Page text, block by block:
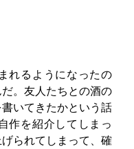
れるようになったの
。友人たちとの酒の
いてきたかという話
作を紹介してしまっ
られてしまって、確